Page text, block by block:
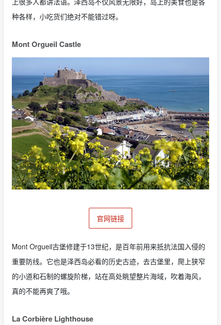
种各样，小吃货们绝对不能错过呀。
Mont Orgueil Castle
官网链接
Mont Orgueil古堡修建于13世纪，是百年前用来抵抗法国入侵的
重要防线。它也是泽西岛必看的历史古迹，去古堡里，爬上狭窄
的小道和石制的螺旋阶梯，站在高处眺望整片海域，吹着海风，
真的不能再爽了哦。
La Corbière Lighthouse